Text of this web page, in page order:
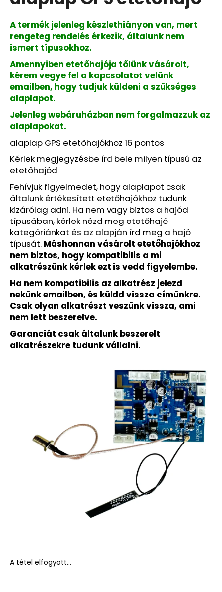
ből
0,0
csillag.
A termék jelenleg készlethiányon van, mert
rengeteg rendelés érkezik, általunk nem
ismert típusokhoz.
Amennyiben etetőhajója tőlünk vásárolt,
kérem vegye fel a kapcsolatot velünk
emailben, hogy tudjuk küldeni a szükséges
alaplapot.
Jelenleg webáruházban nem forgalmazzuk az
alaplapokat.
alaplap GPS etetőhajókhoz 16 pontos
Kérlek megjegyzésbe írd bele milyen típusú az
etetőhajód
Fehívjuk figyelmedet, hogy alaplapot csak
általunk értékesített etetőhajókhoz tudunk
kizárólag adni. Ha nem vagy biztos a hajód
típusában, kérlek nézd meg etetőhajó
kategóriánkat és az alapján írd meg a hajó
típusát. Máshonnan vásárolt etetőhajókhoz
nem biztos, hogy kompatibilis a mi
alkatrészünk kérlek ezt is vedd figyelembe.
Ha nem kompatibilis az alkatrész jelezd
nekünk emailben, és küldd vissza címünkre.
Csak olyan alkatrészt veszünk vissza, ami
nem lett beszerelve.
Garanciát csak általunk beszerelt
alkatrészekre tudunk vállalni.
A tétel elfogyott…